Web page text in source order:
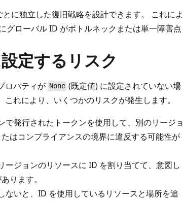
に独立した復旧戦略を設計できます。 これによ
グローバル ID がボトルネックまたは単一障害点
定するリスク
ロパティが None (既定値) に設定されていない場
れにより、いくつかのリスクが発生します。
で発行されたトークンを使用して、別のリージョ
はコンプライアンスの境界に違反する可能性が
ジョンのリソースに ID を割り当てて、意図し
ります。
いと、ID を使用しているリソースと場所を追